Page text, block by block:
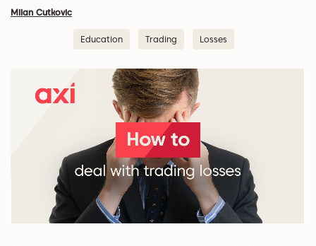
Milan Cutkovic
Education Trading Losses